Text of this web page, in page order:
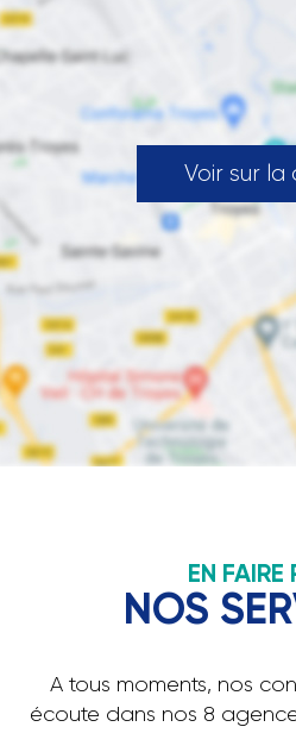
Voir sur la
EN FAIRE
NOS
A tous moments, nos
écoute dans nos 8